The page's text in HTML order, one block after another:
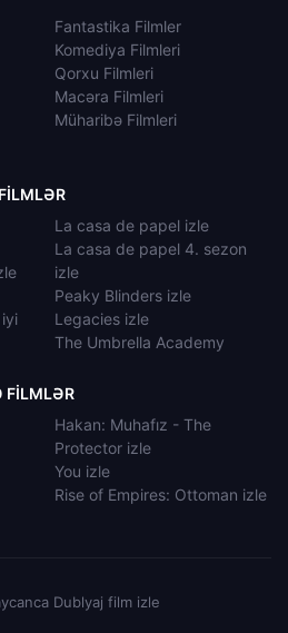
Fantastika Filmler
Komediya Filmleri
Qorxu Filmleri
Macəra Filmleri
Müharibə Filmleri
iyi
La casa de papel izle
La casa de papel 4. sezon
izle
Peaky Blinders izle
Legacies izle
The Umbrella Academy
FILMLƏR
Hakan: Muhafız - The
Protector izle
You izle
Rise of Empires: Ottoman izle
Dublyaj film izle